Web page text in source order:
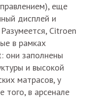
еще
дисплей и
Citroen
в рамках
они заполнены
и высокой
матрасов, у
того, в арсенале